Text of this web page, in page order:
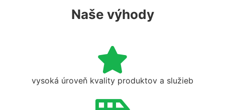
Naše výhody
vysoká úroveň kvality produktov a služieb